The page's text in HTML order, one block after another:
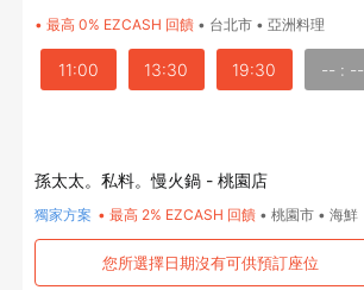
•最高 0% EZCASH 回饋 • 台北市 •亞洲料理
11:00 13:30 19:30 -- : --
孫太太。私料。慢火鍋 - 桃園店
獨家方案 •最高 2% EZCASH 回饋 •桃園市 •海鮮
您所選擇日期沒有可供預訂座位